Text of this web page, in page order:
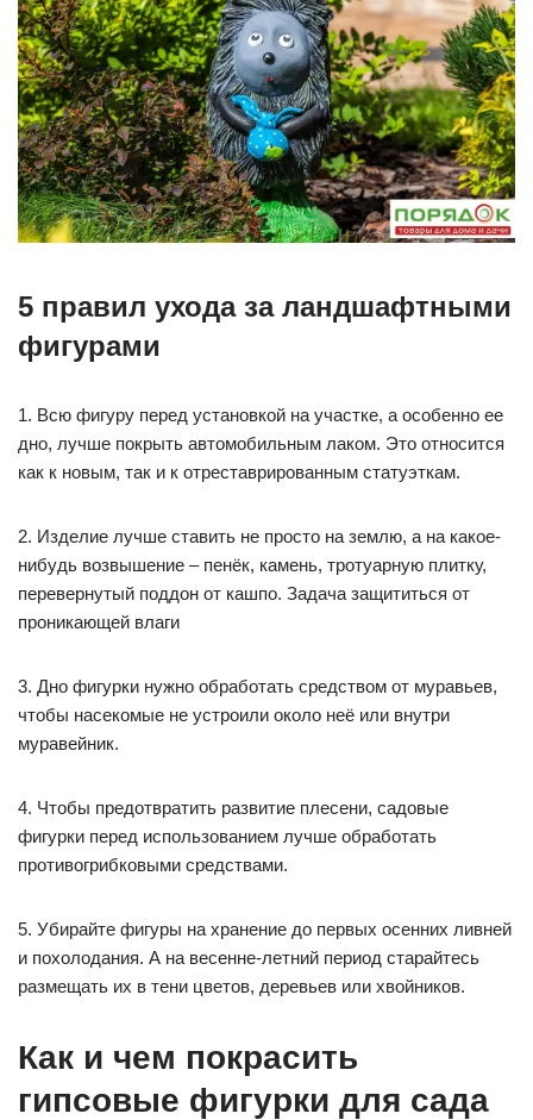
5 правил ухода за ландшафтными
фигурами
1. Всю фигуру перед установкой на участке, а особенно ее
дно, лучше покрыть автомобильным лаком. Это относится
как к новым, так и к отреставрированным статуэткам.
2. Изделие лучше ставить не просто на землю, а на какое-
нибудь возвышение – пенёк, камень, тротуарную плитку,
перевернутый поддон от кашпо. Задача защититься от
проникающей влаги
3. Дно фигурки нужно обработать средством от муравьев,
чтобы насекомые не устроили около неё или внутри
муравейник.
4. Чтобы предотвратить развитие плесени, садовые
фигурки перед использованием лучше обработать
противогрибковыми средствами.
5. Убирайте фигуры на хранение до первых осенних ливней
и похолодания. А на весенне-летний период старайтесь
размещать их в тени цветов, деревьев или хвойников.
Как и чем покрасить
гипсовые фигурки для сада